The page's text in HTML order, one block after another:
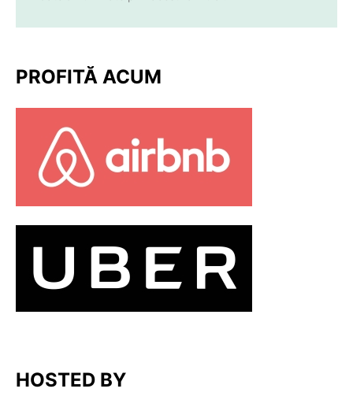
PROFITĂ ACUM
HOSTED BY